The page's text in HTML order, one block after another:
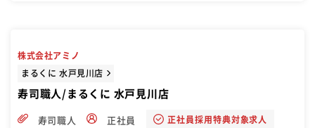
株式会社アミノ
まるくに 水戸見川店
寿司職人/まるくに 水戸見川店
寿司職人 正社員 正社員採用特典対象求人